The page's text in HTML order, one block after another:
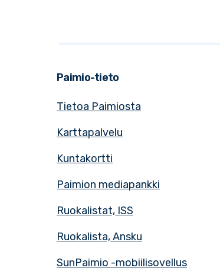
Paimio-tieto
Tietoa Paimiosta
Karttapalvelu
Kuntakortti
Paimion mediapankki
Ruokalistat, ISS
Ruokalista, Ansku
SunPaimio -mobiilisovellus